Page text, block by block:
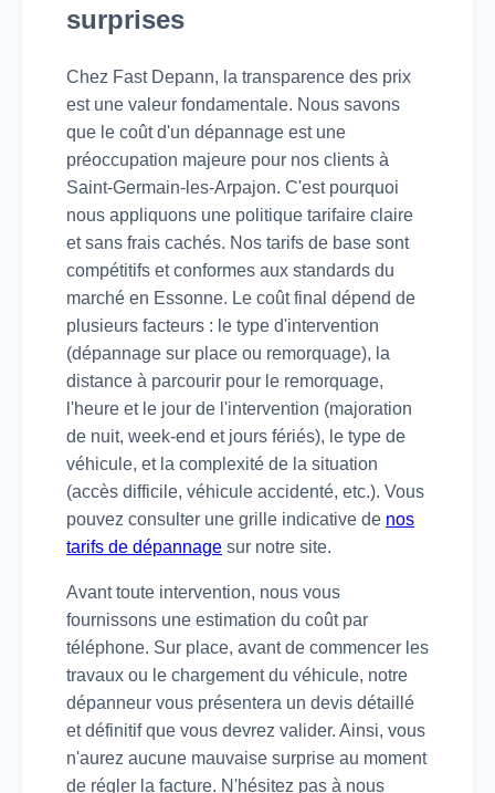
surprises
Chez Fast Depann, la transparence des prix
est une valeur fondamentale. Nous savons
que le coût d'un dépannage est une
préoccupation majeure pour nos clients à
Saint-Germain-les-Arpajon. C'est pourquoi
nous appliquons une politique tarifaire claire
et sans frais cachés. Nos tarifs de base sont
compétitifs et conformes aux standards du
marché en Essonne. Le coût final dépend de
plusieurs facteurs : le type d'intervention
(dépannage sur place ou remorquage), la
distance à parcourir pour le remorquage,
l'heure et le jour de l'intervention (majoration
de nuit, week-end et jours fériés), le type de
véhicule, et la complexité de la situation
(accès difficile, véhicule accidenté, etc.). Vous
pouvez consulter une grille indicative de nos
tarifs de dépannage sur notre site.
Avant toute intervention, nous vous
fournissons une estimation du coût par
téléphone. Sur place, avant de commencer les
travaux ou le chargement du véhicule, notre
dépanneur vous présentera un devis détaillé
et définitif que vous devrez valider. Ainsi, vous
n'aurez aucune mauvaise surprise au moment
de régler la facture. N'hésitez pas à nous